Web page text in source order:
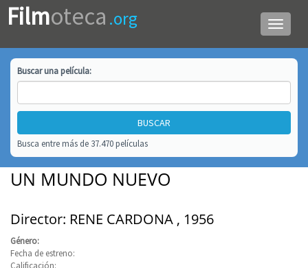
Menú
de
Filmoteca .org
Buscar unapelícula:
Busca entre más de 37.470 películas
UN MUNDO NUEVO
Director: RENE CARDONA , 1956
Género:
Fecha de estreno:
Calificación: